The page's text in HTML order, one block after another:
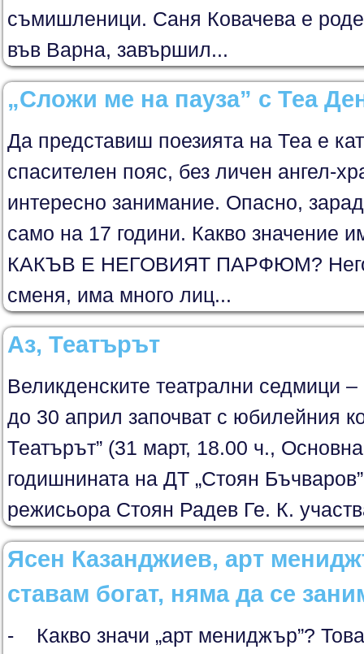
съмишленици. Саня Ковачева е
във Варна, завършил...
„Сложи ме на пауза” с Теа
Да представиш поезията на Теа е
спасителен пояс, без личен ангел-
интересно занимание. Опасно,
само на 17 години. Какво значение
КАКЪВ Е НЕГОВИЯТ ПАРФЮМ?
сменя, има много лиц...
Аз, Театърът
Великденските театрални седмици
до 30 април започват с юбилейния
Театърът” (31 март, 18.00 ч.,
годишнината на ДТ „Стоян
режисьора Стоян Радев Ге. К.
Ясен Казанджиев, арт
ставам богат, няма да се
- Какво значи „арт мениджър”?